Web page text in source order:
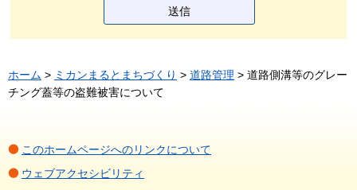
ホーム > ミカンまるとまちづくり > 道路管理 > 道路側溝等のグレー
チング蓋等の盗難被害について
このホームページへのリンクについて
ウェブアクセシビリティ